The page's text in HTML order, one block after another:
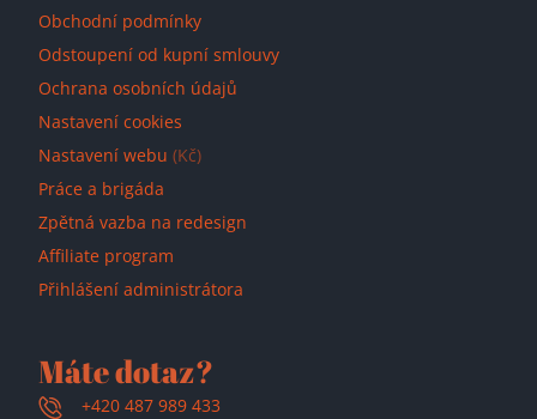
Obchodní podmínky
Odstoupení od kupní smlouvy
Ochrana osobních údajů
Nastavení cookies
Nastavení webu (Kč)
Práce a brigáda
Zpětná vazba na redesign
Affiliate program
Přihlášení administrátora
Máte dotaz?
+420 487 989 433